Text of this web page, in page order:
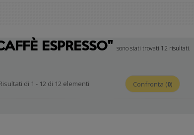
ESPRESSO" sono stati trovati 12 risultati.
di 1 - 12 di 12 elementi Confronta (0)